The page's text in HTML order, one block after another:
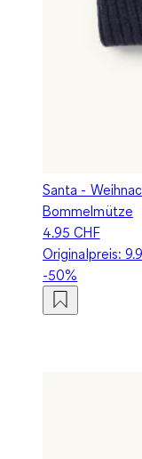
Santa -
Bommelmütze
4.95 CHF
Originalpreis:
-50%